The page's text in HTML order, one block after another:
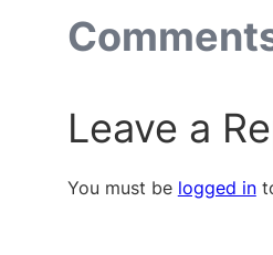
Leave a
You must be logged in